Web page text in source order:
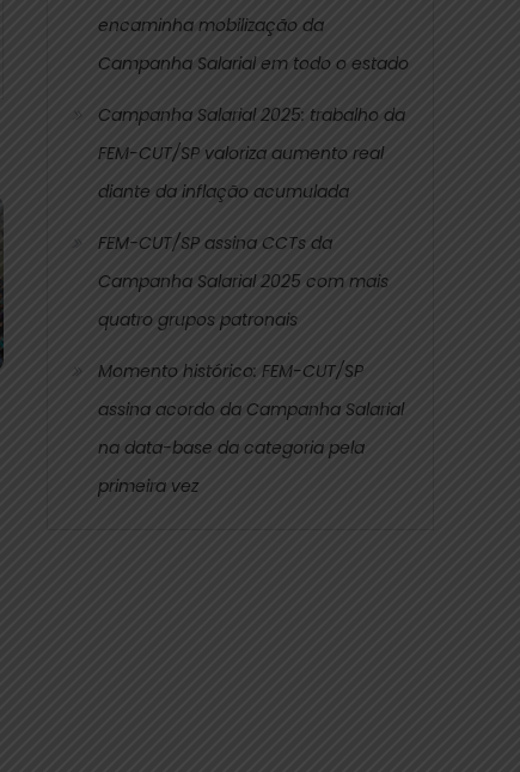
encaminha mobilização da
Campanha Salarial em todo o estado
Campanha Salarial 2025: trabalho da
FEM-CUT/SP valoriza aumento real
diante da inflação acumulada
FEM-CUT/SP assina CCTs da
Campanha Salarial 2025 com mais
quatro grupos patronais
Momento histórico: FEM-CUT/SP
assina acordo da Campanha Salarial
na data-base da categoria pela
primeira vez